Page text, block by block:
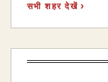
सभी शहर देखें ›